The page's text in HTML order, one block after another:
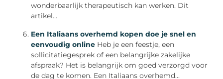
wonderbaarlijk therapeutisch kan werken. Dit
artikel...
Een Italiaans overhemd kopen doe je snel en
eenvoudig online Heb je een feestje, een
sollicitatiegesprek of een belangrijke zakelijke
afspraak? Het is belangrijk om goed verzorgd voor
de dag te komen. Een Italiaans overhemd...